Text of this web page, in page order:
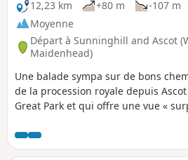
12,23 km
+80 m -107 m
Moyenne
Départ à Sunninghill and Ascot
Maidenhead)
Une balade sympa sur de bons
de la procession royale depuis
Great Park et qui offre une vue «